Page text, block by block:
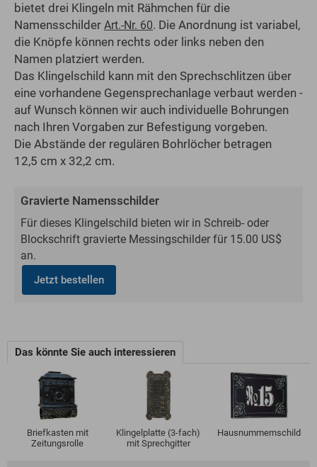
bietet drei Klingeln mit Rähmchen für die
Namensschilder Art.-Nr. 60. Die Anordnung ist variabel,
die Knöpfe können rechts oder links neben den
Namen platziert werden.
Das Klingelschild kann mit den Sprechschlitzen über
eine vorhandene Gegensprechanlage verbaut werden -
auf Wunsch können wir auch individuelle Bohrungen
nach Ihren Vorgaben zur Befestigung vorgeben.
Die Abstände der regulären Bohrlöcher betragen
12,5 cm x 32,2 cm.
Gravierte Namensschilder
Für dieses Klingelschild bieten wir in Schreib- oder
Blockschrift gravierte Messingschilder für 15.00 US$
an.
Jetzt bestellen
Das könnte Sie auch interessieren
Briefkasten mit
Zeitungsrolle
Klingelplatte (3-fach)
mit Sprechgitter
Hausnummernschild